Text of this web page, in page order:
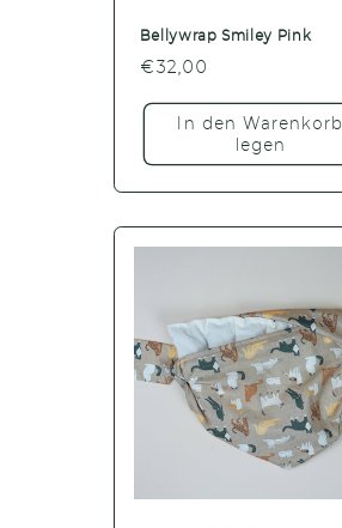
Bellywrap Smiley Pink
Normaler
€32,00
In den Warenkorb
legen